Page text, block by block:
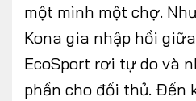
một mình một chợ.
Kona gia nhập hồi
EcoSport rơi tự do và
phần cho đối thủ. Đến